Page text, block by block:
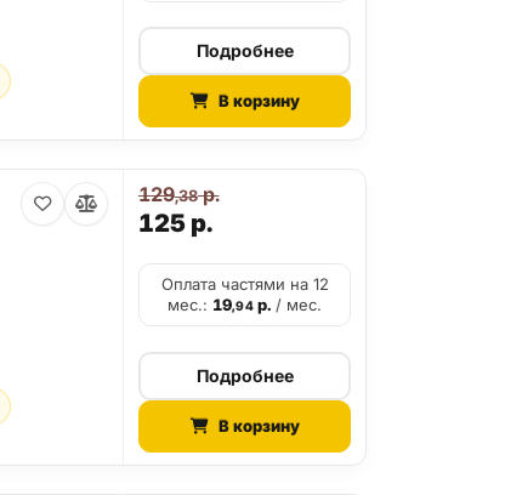
Подробнее
В корзину
125р.
129,38р.
Оплата частями на 12
мес.: 19,94р./ мес.
Подробнее
В корзину